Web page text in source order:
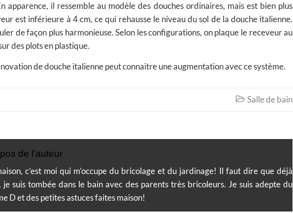
apparence, il ressemble au modèle des douches ordinaires, mais est bien plus
est inférieure à 4 cm, ce qui rehausse le niveau du sol de la douche italienne.
de façon plus harmonieuse. Selon les configurations, on plaque le receveur au
des plots en plastique.
de douche italienne peut connaitre une augmentation avec ce système.
 Salle de bain
de l’auteur
c’est moi qui m’occupe du bricolage et du jardinage! Il faut dire que déjà
je suis tombée dans le bain avec des parents très bricoleurs. Je suis adepte du
D et des petites astuces faites maison!